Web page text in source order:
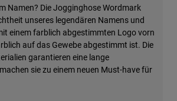
Namen? Die Jogginghose Wordmark
unseres legendären Namens und
einem farblich abgestimmten Logo vorn
auf das Gewebe abgestimmt ist. Die
garantieren eine lange
sie zu einem neuen Must-have für